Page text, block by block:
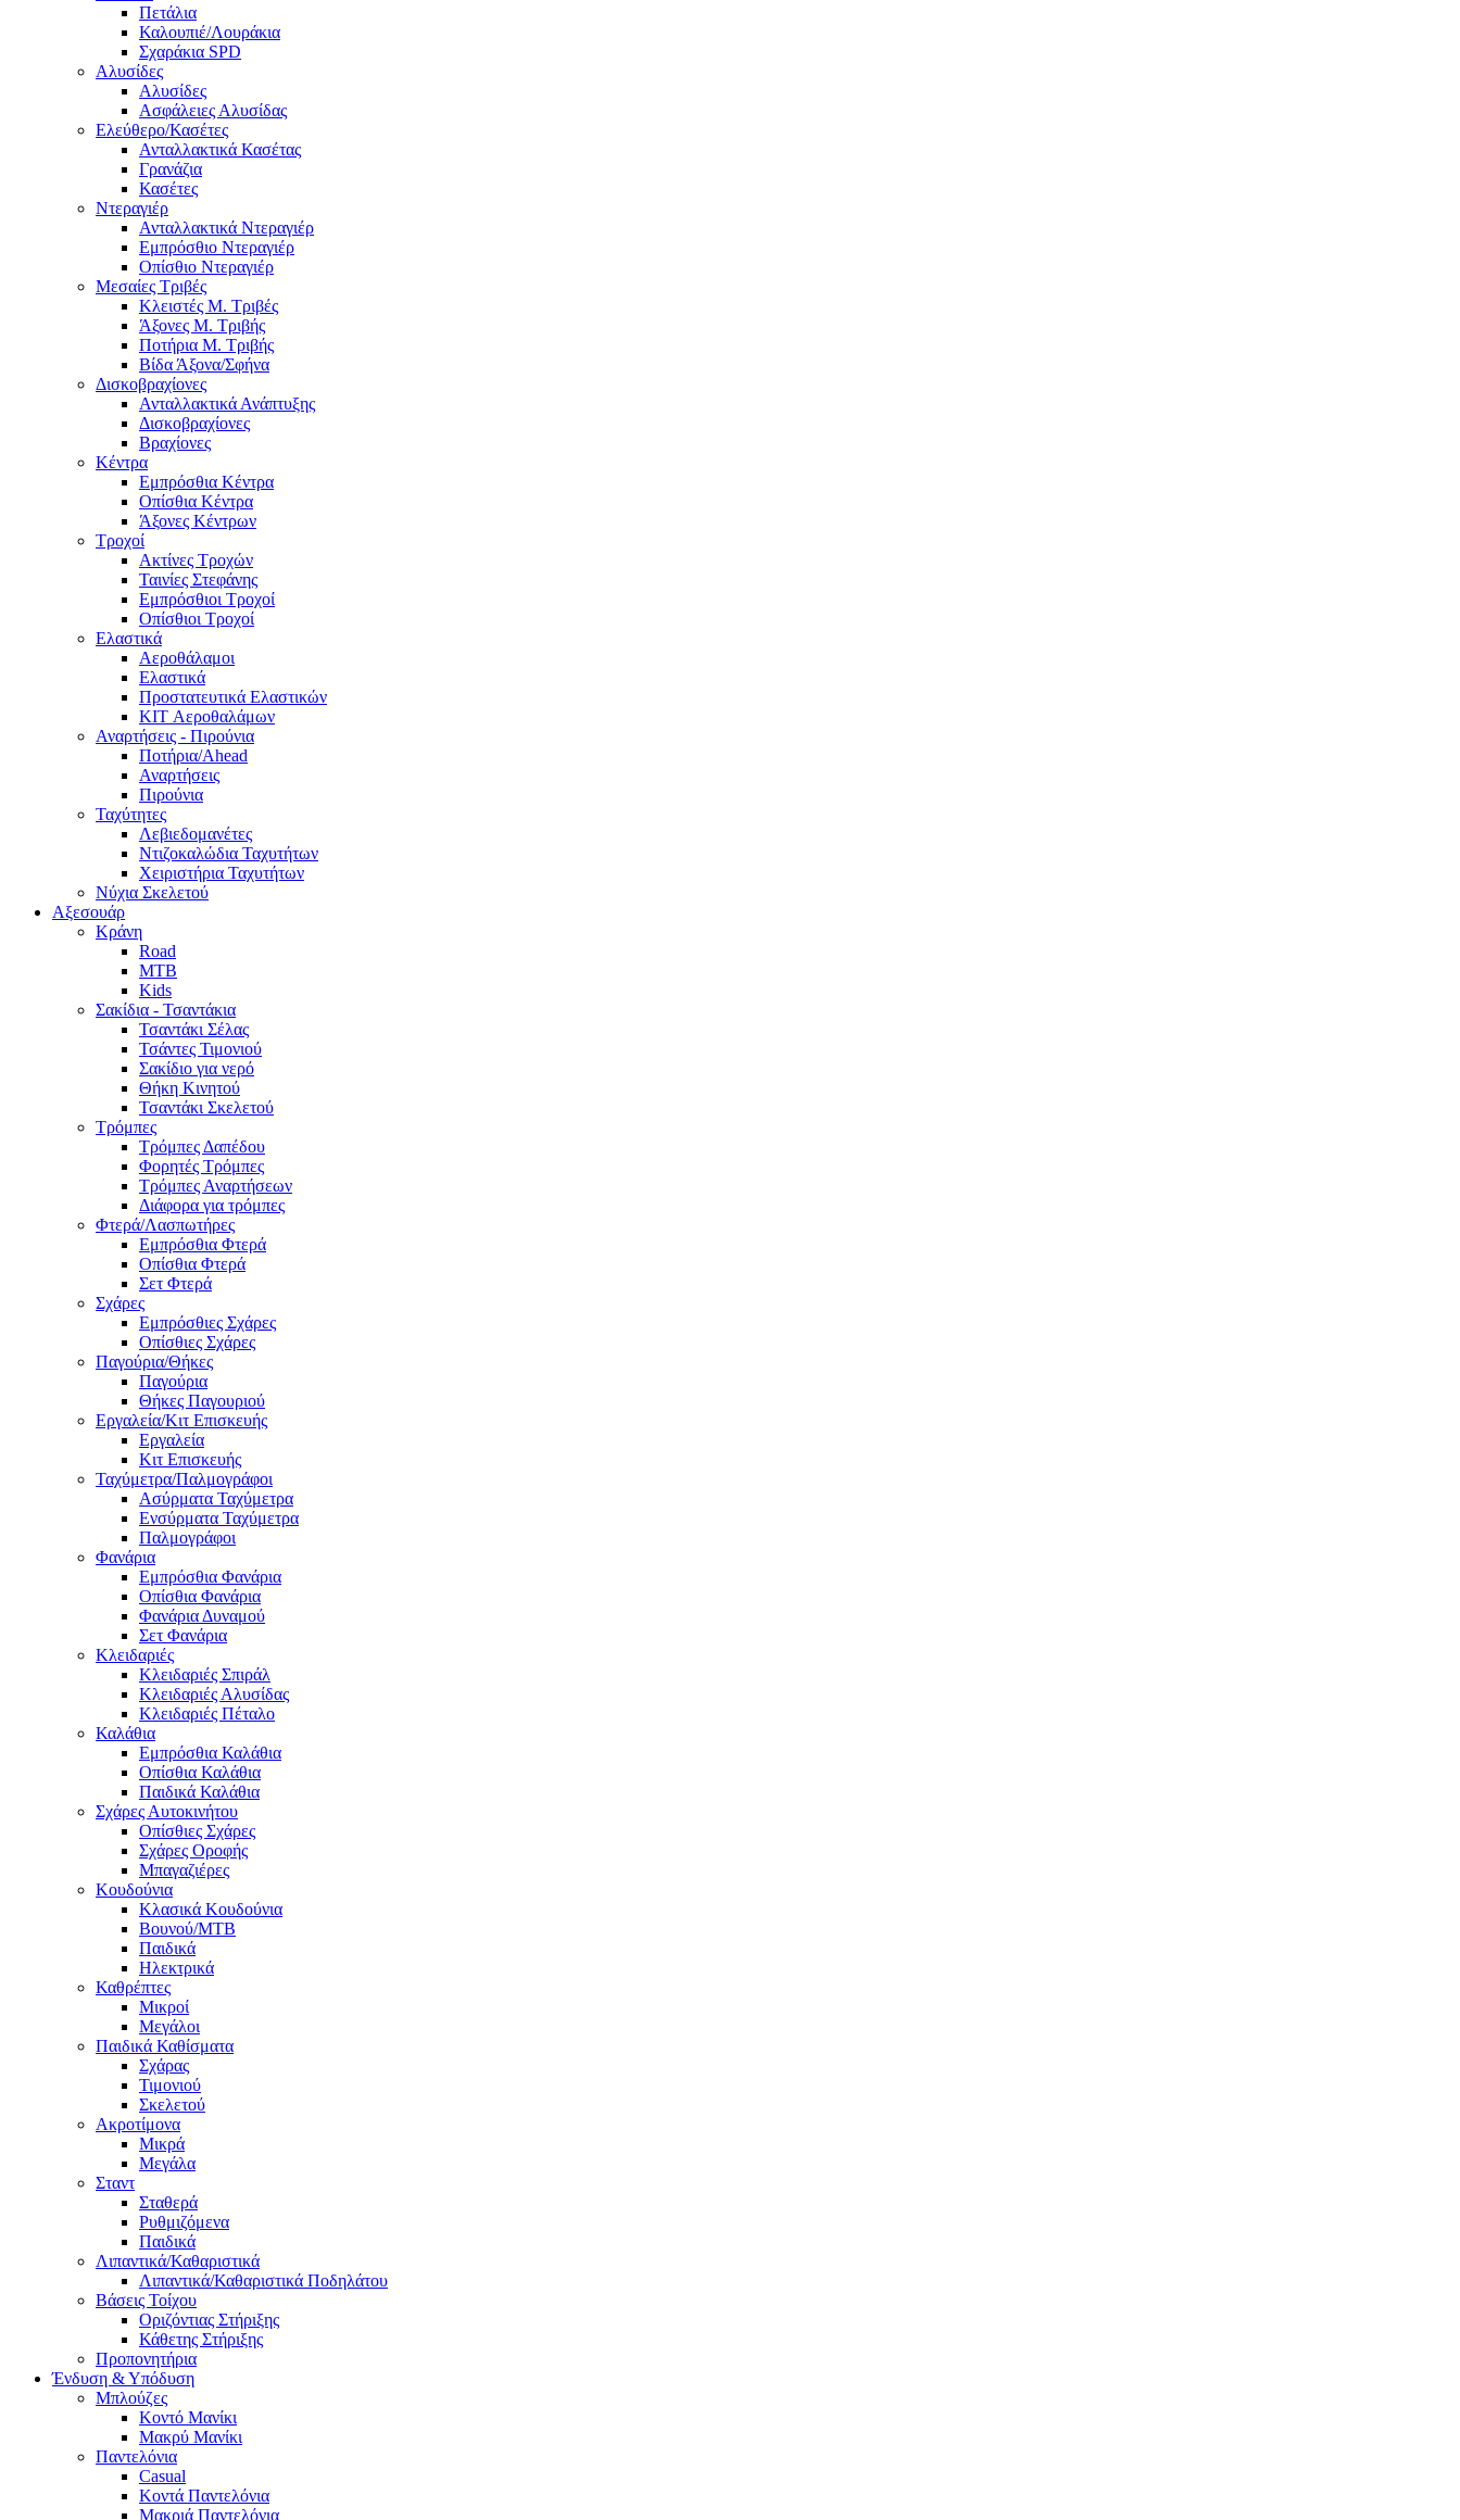
Πετάλια
Καλουπιέ/Λουράκια
Σχαράκια SPD
Αλυσίδες
Αλυσίδες
Ασφάλειες Αλυσίδας
Ελεύθερο/Κασέτες
Ανταλλακτικά Κασέτας
Γρανάζια
Κασέτες
Ντεραγιέρ
Ανταλλακτικά Ντεραγιέρ
Εμπρόσθιο Ντεραγιέρ
Οπίσθιο Ντεραγιέρ
Μεσαίες Τριβές
Κλειστές Μ. Τριβές
Άξονες Μ. Τριβής
Ποτήρια Μ. Τριβής
Βίδα Άξονα/Σφήνα
Δισκοβραχίονες
Ανταλλακτικά Ανάπτυξης
Δισκοβραχίονες
Βραχίονες
Κέντρα
Εμπρόσθια Κέντρα
Οπίσθια Κέντρα
Άξονες Κέντρων
Τροχοί
Ακτίνες Τροχών
Ταινίες Στεφάνης
Εμπρόσθιοι Τροχοί
Οπίσθιοι Τροχοί
Ελαστικά
Αεροθάλαμοι
Ελαστικά
Προστατευτικά Ελαστικών
KIT Αεροθαλάμων
Αναρτήσεις - Πιρούνια
Ποτήρια/Ahead
Αναρτήσεις
Πιρούνια
Ταχύτητες
Λεβιεδομανέτες
Ντιζοκαλώδια Ταχυτήτων
Χειριστήρια Ταχυτήτων
Νύχια Σκελετού
Αξεσουάρ
Κράνη
Road
MTB
Kids
Σακίδια - Τσαντάκια
Τσαντάκι Σέλας
Τσάντες Τιμονιού
Σακίδιο για νερό
Θήκη Κινητού
Τσαντάκι Σκελετού
Τρόμπες
Τρόμπες Δαπέδου
Φορητές Τρόμπες
Τρόμπες Αναρτήσεων
Διάφορα για τρόμπες
Φτερά/Λασπωτήρες
Εμπρόσθια Φτερά
Οπίσθια Φτερά
Σετ Φτερά
Σχάρες
Εμπρόσθιες Σχάρες
Οπίσθιες Σχάρες
Παγούρια/Θήκες
Παγούρια
Θήκες Παγουριού
Εργαλεία/Κιτ Επισκευής
Εργαλεία
Κιτ Επισκευής
Ταχύμετρα/Παλμογράφοι
Ασύρματα Ταχύμετρα
Ενσύρματα Ταχύμετρα
Παλμογράφοι
Φανάρια
Εμπρόσθια Φανάρια
Οπίσθια Φανάρια
Φανάρια Δυναμού
Σετ Φανάρια
Κλειδαριές
Κλειδαριές Σπιράλ
Κλειδαριές Αλυσίδας
Κλειδαριές Πέταλο
Καλάθια
Εμπρόσθια Καλάθια
Οπίσθια Καλάθια
Παιδικά Καλάθια
Σχάρες Αυτοκινήτου
Οπίσθιες Σχάρες
Σχάρες Οροφής
Μπαγαζιέρες
Κουδούνια
Κλασικά Κουδούνια
Βουνού/MTB
Παιδικά
Ηλεκτρικά
Καθρέπτες
Μικροί
Μεγάλοι
Παιδικά Καθίσματα
Σχάρας
Τιμονιού
Σκελετού
Ακροτίμονα
Μικρά
Μεγάλα
Σταντ
Σταθερά
Ρυθμιζόμενα
Παιδικά
Λιπαντικά/Καθαριστικά
Λιπαντικά/Καθαριστικά Ποδηλάτου
Βάσεις Τοίχου
Οριζόντιας Στήριξης
Κάθετης Στήριξης
Προπονητήρια
Ένδυση & Υπόδυση
Μπλούζες
Κοντό Μανίκι
Μακρύ Μανίκι
Παντελόνια
Casual
Κοντά Παντελόνια
Μακριά Παντελόνια